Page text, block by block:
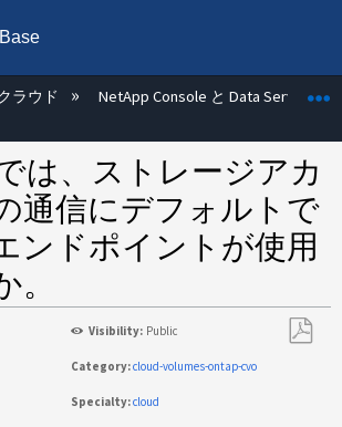
階層を展開/折りたたむ
ラウド NetApp Console と Data Services
では、ストレージアカ
通信にデフォルトで
ンドポイントが使用
Visibility: Public
Category:cloud-volumes-ontap-cvo
Specialty:cloud